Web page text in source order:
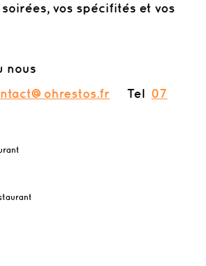
vos spécifités et vos
Tel 07